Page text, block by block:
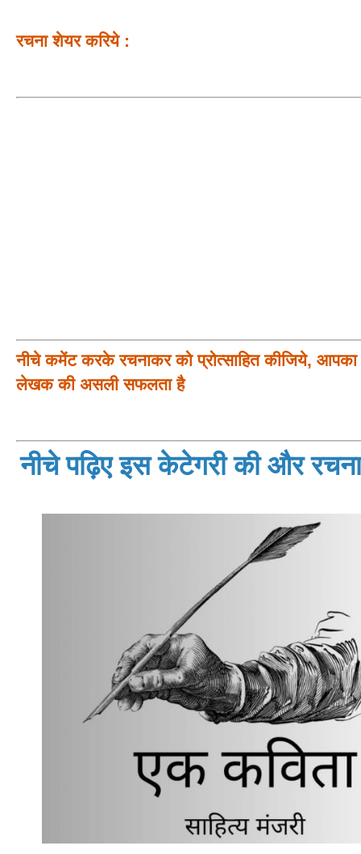
रचना शेयर करिये :
नीचे कमेंट करके रचनाकर को प्रोत्साहित कीजिये, आपका
लेखक की असली सफलता है
नीचे पढ़िए इस केटेगरी की और